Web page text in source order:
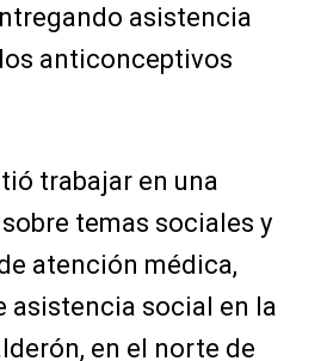
asistencia
anticonceptivos
trabajar en una
temas sociales y
atención médica,
asistencia social en la
en el norte de